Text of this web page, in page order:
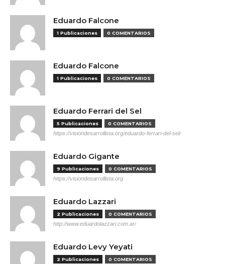
Eduardo Falcone
1 Publicaciones 0 COMENTARIOS
Eduardo Falcone
1 Publicaciones 0 COMENTARIOS
Eduardo Ferrari del Sel
5 Publicaciones 0 COMENTARIOS
https://visiondesarrollista.org/eduardo-ferrari-del-sel/
Eduardo Gigante
9 Publicaciones 0 COMENTARIOS
https://visiondesarrollista.org
Eduardo Lazzari
2 Publicaciones 0 COMENTARIOS
http://www.eduardolazzari.com.ar/
Eduardo Levy Yeyati
2 Publicaciones 0 COMENTARIOS